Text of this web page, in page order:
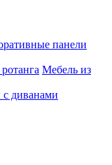
панели
Мебель из
диванами